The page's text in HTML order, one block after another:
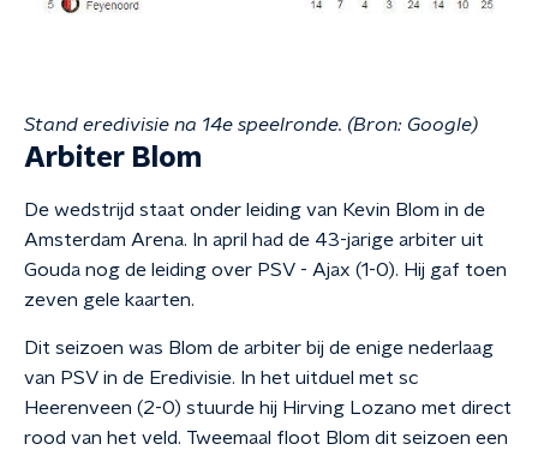
Stand eredivisie na 14e speelronde. (Bron: Google)
Arbiter Blom
De wedstrijd staat onder leiding van Kevin Blom in de
Amsterdam Arena. In april had de 43-jarige arbiter uit
Gouda nog de leiding over PSV - Ajax (1-0). Hij gaf toen
zeven gele kaarten.
Dit seizoen was Blom de arbiter bij de enige nederlaag
van PSV in de Eredivisie. In het uitduel met sc
Heerenveen (2-0) stuurde hij Hirving Lozano met direct
rood van het veld. Tweemaal floot Blom dit seizoen een